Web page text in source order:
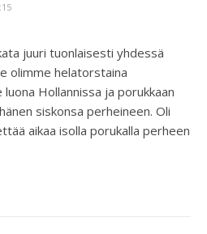
juuri tuonlaisesti yhdessä
olimme helatorstaina
Hollannissa ja porukkaan
siskonsa perheineen. Oli
aikaa isolla porukalla perheen